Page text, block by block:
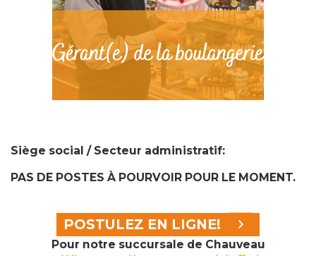
Siège social / Secteur administratif:
PAS DE POSTES À POURVOIR POUR LE MOMENT.
POSTULEZ EN LIGNE!
Pour notre succursale de Chauveau